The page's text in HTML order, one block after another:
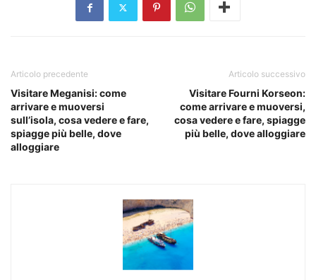
Articolo precedente
Visitare Meganisi: come
arrivare e muoversi
sull’isola, cosa vedere e fare,
spiagge più belle, dove
alloggiare
Articolo successivo
Visitare Fourni Korseon:
come arrivare e muoversi,
cosa vedere e fare, spiagge
più belle, dove alloggiare